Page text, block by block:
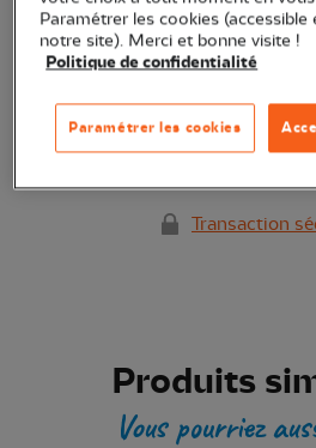
Quantité
Ajouter au
Transaction
Produits
Vous pourriez
Paramétrer les cookies (accessible
notre site). Merci et bonne visite !
Politique de confidentialité
Paramétrer les cookies